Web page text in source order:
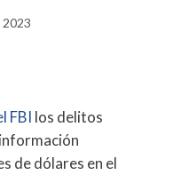
2023
FBI los delitos
de dólares en el